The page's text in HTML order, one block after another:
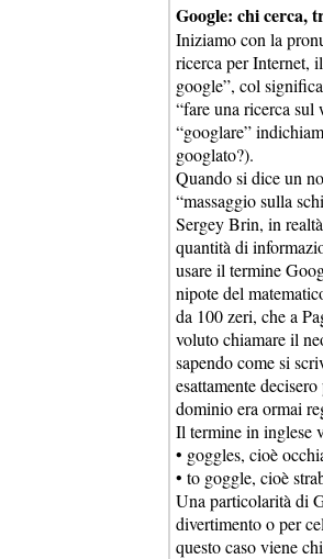
Google: chi cerca,
Iniziamo con la
ricerca per Internet,
google”, col
“fare una ricerca
“googlare”
googlato?).
Quando si dice un
“massaggio sulla
Sergey Brin, in
quantità di
usare il termine
nipote del
da 100 zeri, che a
voluto chiamare il
sapendo come si
esattamente
dominio era ormai
Il termine in inglese
• goggles, cioè
• to goggle, cioè
Una particolarità di
divertimento o per
questo caso viene